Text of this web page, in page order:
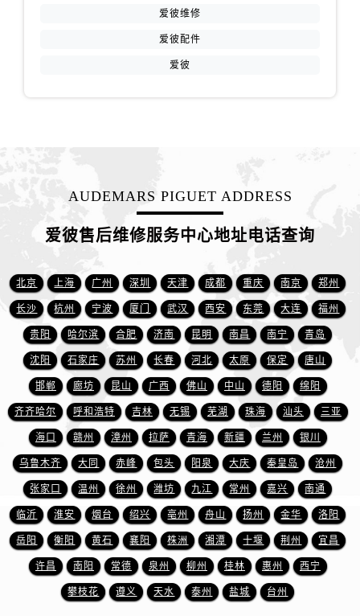
山东省济宁市任城区太白楼路爱彼售后服务中心（需提前预约）
山东省莱芜市文化南路8号银座商城名表维修一楼名表维修爱彼售后服务中心（需提前预约）
山东省临沂市兰山区解放路爱彼售后服务中心（需提前预约）
山东省日照市东港区烟台路爱彼售后服务中心（需提前预约）
山东省泰安市泰山区财源街道泰山大街爱彼售后服务中心（需提前预约）
山东省威海市环翠区新威海路89号振华商厦一楼名表维修爱彼售后服务中心（需提前预约）
山东省潍坊市奎文区东风东街爱彼售后服务中心（需提前预约）
山东省枣庄市滕州市北辛路与善国路交叉口爱彼售后服务中心（需提前预约）
山东省淄博市张店区金晶大道爱彼售后服务中心（需提前预约）
上海市黄浦区南京东路299号宏伊国际广场写字楼8层806室爱彼售后服务中心（需提前预约）
上海市徐汇区虹桥路3号港汇中心2座37层3705室爱彼售后服务中心（需提前预约）
浙江省杭州市上城区钱江路1366号华润大厦A座5层503-5室爱彼售后服务中心（需提前预约）
浙江省湖州市吴兴区劳动路爱彼售后服务中心（需提前预约）
浙江省嘉兴市南湖区广益路705号嘉兴世界贸易中心A座13层1304室爱彼售后服务中心（需提前预约）
爱彼维修
爱彼配件
爱彼
AUDEMARS PIGUET ADDRESS
爱彼售后维修服务中心地址电话查询
北京 上海 广州 深圳 天津 成都 重庆 南京 郑州
长沙 杭州 宁波 厦门 武汉 西安 东莞 大连 福州
贵阳 哈尔滨 合肥 济南 昆明 南昌 南宁 青岛
沈阳 石家庄 苏州 长春 河北 太原 保定 唐山
邯郸 廊坊 昆山 广西 佛山 中山 德阳 绵阳
齐齐哈尔 呼和浩特 吉林 无锡 芜湖 珠海 汕头 三亚
海口 赣州 漳州 拉萨 青海 新疆 兰州 银川
乌鲁木齐 大同 赤峰 包头 阳泉 大庆 秦皇岛 沧州
张家口 温州 徐州 潍坊 九江 常州 嘉兴 南通
临沂 淮安 烟台 绍兴 亳州 舟山 扬州 金华 洛阳
岳阳 衡阳 黄石 襄阳 株洲 湘潭 十堰 荆州 宜昌
许昌 南阳 常德 泉州 柳州 桂林 惠州 西宁
攀枝花 遵义 天水 泰州 盐城 台州